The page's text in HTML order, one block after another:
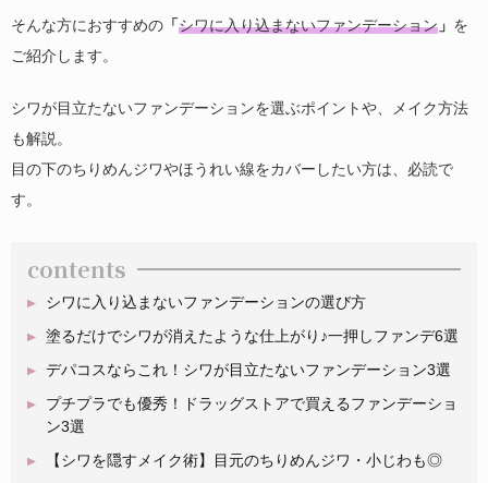
そんな方におすすめの 「シワに入り込まないファンデーション 」 を
ご紹介します。
シワが目立たないファンデーションを選ぶポイントや、メイク方法
も解説。
目の下のちりめんジワやほうれい線をカバーしたい方は、必読で
す。
contents
シワに入り込まないファンデーションの選び方
塗るだけでシワが消えたような仕上がり♪一押しファンデ6選
デパコスならこれ！シワが目立たないファンデーション3選
プチプラでも優秀！ドラッグストアで買えるファンデーショ
ン3選
【シワを隠すメイク術】目元のちりめんジワ・小じわも◎